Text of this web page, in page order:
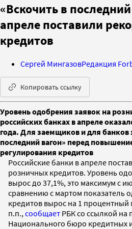
«Вскочить в
апреле поставили
кредитов
Сергей МингазовРедакция
Копировать ссылку
Уровень одобрения заявок на
российских банках в апреле
года. Для заемщиков и для банков
последний вагон» перед
регулирования кредитов
Российские банки в апреле
розничных кредитов. Уровень
вырос до 37,1%, это максимум с
сравнению с мартом показатель
кредитов вырос на 1 процентный
п.п., сообщает РБК со ссылкой на
Национального бюро кредитных